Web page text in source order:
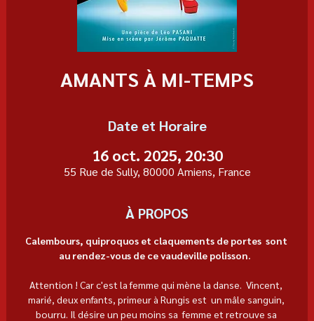
AMANTS À MI-TEMPS
Date et Horaire
16 oct. 2025, 20:30
55 Rue de Sully, 80000 Amiens, France
À PROPOS
Calembours, quiproquos et claquements de portes  sont
au rendez-vous de ce vaudeville polisson.
Attention ! Car c'est la femme qui mène la danse.  Vincent,
marié, deux enfants, primeur à Rungis est  un mâle sanguin,
bourru. Il désire un peu moins sa  femme et retrouve sa